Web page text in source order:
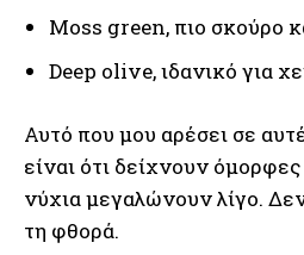
Moss green, πιο σκούρο
Deep olive, ιδανικό για
Αυτό που μου αρέσει σε
είναι ότι δείχνουν
νύχια μεγαλώνουν λίγο.
τη φθορά.